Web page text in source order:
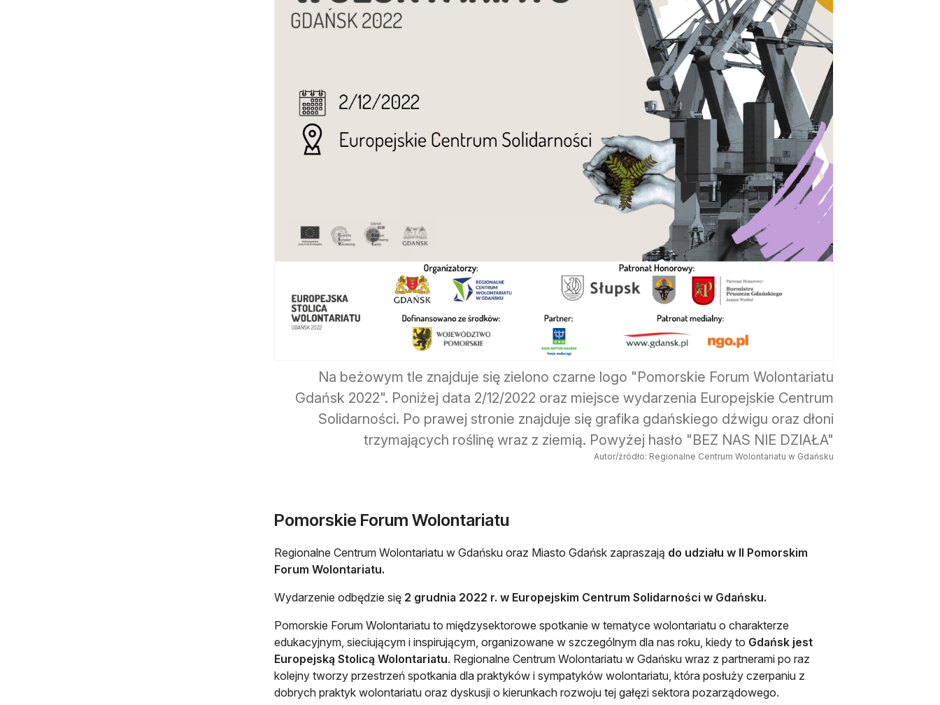
Na beżowym tle znajduje się zielono czarne logo "Pomorskie Forum Wolontariatu
Gdańsk 2022". Poniżej data 2/12/2022 oraz miejsce wydarzenia Europejskie Centrum
Solidarności. Po prawej stronie znajduje się grafika gdańskiego dźwigu oraz dłoni
trzymających roślinę wraz z ziemią. Powyżej hasło "BEZ NAS NIE DZIAŁA"
Autor/źródło: Regionalne Centrum Wolontariatu w Gdańsku
Pomorskie Forum Wolontariatu
Regionalne Centrum Wolontariatu w Gdańsku oraz Miasto Gdańsk zapraszają do udziału w II Pomorskim
Forum Wolontariatu.
Wydarzenie odbędzie się 2 grudnia 2022 r. w Europejskim Centrum Solidarności w Gdańsku.
Pomorskie Forum Wolontariatu to międzysektorowe spotkanie w tematyce wolontariatu o charakterze
edukacyjnym, sieciującym i inspirującym, organizowane w szczególnym dla nas roku, kiedy to Gdańsk jest
Europejską Stolicą Wolontariatu. Regionalne Centrum Wolontariatu w Gdańsku wraz z partnerami po raz
kolejny tworzy przestrzeń spotkania dla praktyków i sympatyków wolontariatu, która posłuży czerpaniu z
dobrych praktyk wolontariatu oraz dyskusji o kierunkach rozwoju tej gałęzi sektora pozarządowego.